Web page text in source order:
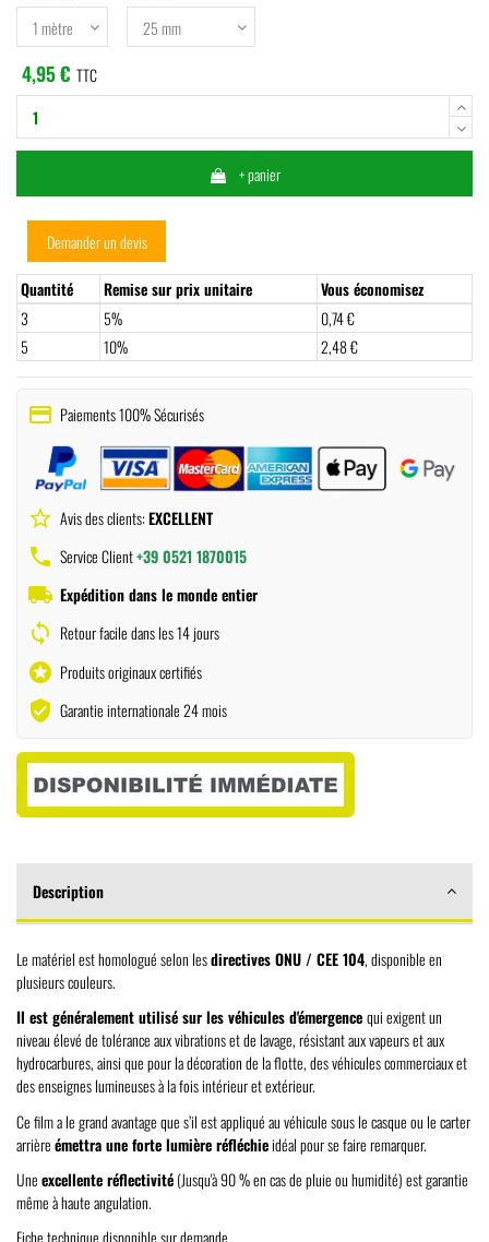
4,95 € TTC
+ panier
Demander un devis
Quantité Remise sur prix unitaire
Vous économisez
3
5%
0,74 €
5
10% 2,48 €
payment Paiements 100% Sécurisés
star_border Avis des clients:EXCELLENT
phone Service Client+39 0521 1870015
local_shipping Expédition dans le monde entier
sync Retour facile dans les 14 jours
stars Produits originaux certifiés
verified_user Garantie internationale 24 mois
Description
Le matériel est homologué selon lesdirectives ONU / CEE 104, disponible en
plusieurs couleurs.
Il est généralement utilisé sur les véhicules d'émergencequi exigent un
niveau élevé de tolérance aux vibrations et de lavage, résistant aux vapeurs et aux
hydrocarbures, ainsi que pour la décoration de la flotte, des véhicules commerciaux et
des enseignes lumineuses à la fois intérieur et extérieur.
Ce film a le grand avantage que s’il est appliqué au véhicule sous le casque ou le carter
arrièreémettra une forte lumière réfléchieidéal pour se faire remarquer.
Uneexcellente réflectivité(Jusqu'à 90 % en cas de pluie ou humidité) est garantie
même à haute angulation.
Fiche technique disponible sur demande.